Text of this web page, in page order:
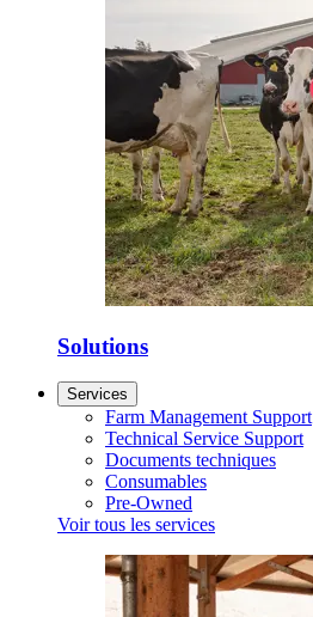
Solutions
Services
Farm Management Support
Technical Service Support
Documents techniques
Consumables
Pre-Owned
Voir tous les services